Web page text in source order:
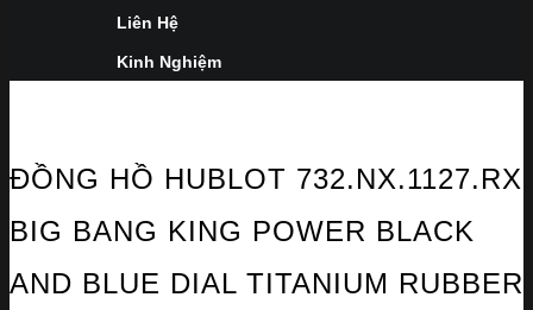
Liên Hệ
Kinh Nghiệm
ĐỒNG HỒ HUBLOT 732.NX.1127.RX
BIG BANG KING POWER BLACK
AND BLUE DIAL TITANIUM RUBBER